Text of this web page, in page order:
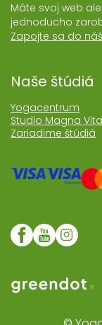
Máte svoj web
jednoducho
Zapojte sa do
Naše štúdiá
Yogacentrum
Studio Magna Vita
Zariadime štúdiá
Web realizoval